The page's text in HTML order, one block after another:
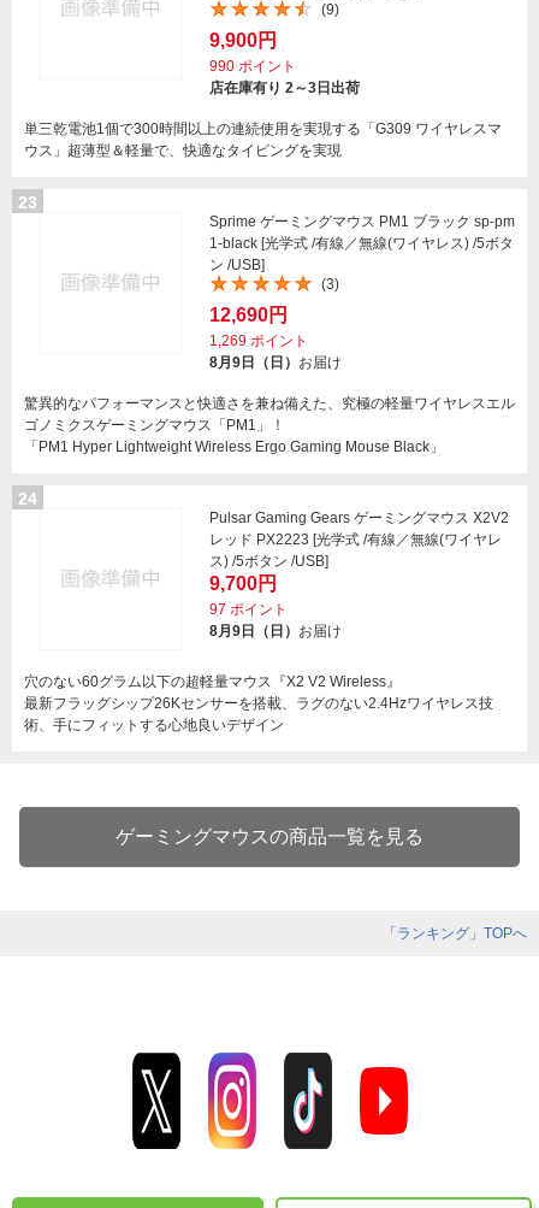
(9)
9,900円
990 ポイント
店在庫有り 2～3日出荷
単三乾電池1個で300時間以上の連続使用を実現する「G309 ワイヤレスマ
ウス」超薄型＆軽量で、快適なタイピングを実現
23
Sprime ゲーミングマウス PM1 ブラック sp-pm
1-black [光学式 /有線／無線(ワイヤレス) /5ボタ
ン /USB]
(3)
12,690円
1,269 ポイント
8月9日（日） お届け
驚異的なパフォーマンスと快適さを兼ね備えた、究極の軽量ワイヤレスエル
ゴノミクスゲーミングマウス「PM1」！
「PM1 Hyper Lightweight Wireless Ergo Gaming Mouse Black」
24
Pulsar Gaming Gears ゲーミングマウス X2V2
レッド PX2223 [光学式 /有線／無線(ワイヤレ
ス) /5ボタン /USB]
9,700円
97 ポイント
8月9日（日） お届け
穴のない60グラム以下の超軽量マウス『X2 V2 Wireless』
最新フラッグシップ26Kセンサーを搭載、ラグのない2.4Hzワイヤレス技
術、手にフィットする心地良いデザイン
ゲーミングマウスの商品一覧を見る
「ランキング」TOPへ